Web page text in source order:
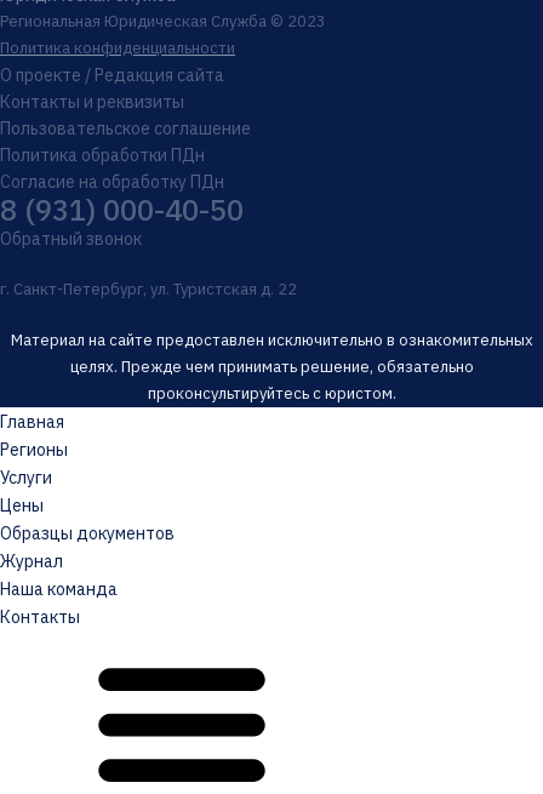
Региональная Юридическая Служба © 2023
Политика конфиденциальности
О проекте / Редакция сайта
Контакты и реквизиты
Пользовательское соглашение
Политика обработки ПДн
Согласие на обработку ПДн
8 (931) 000-40-50
Обратный звонок
г. Санкт-Петербург, ул. Туристская д. 22
Материал на сайте предоставлен исключительно в ознакомительных
целях. Прежде чем принимать решение, обязательно
проконсультируйтесь с юристом.
Главная
Регионы
Услуги
Цены
Образцы документов
Журнал
Наша команда
Контакты